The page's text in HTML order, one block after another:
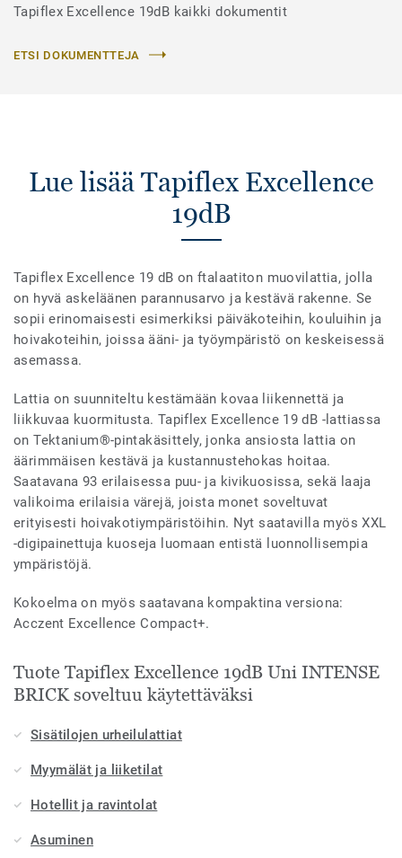
Tapiflex Excellence 19dB kaikki dokumentit
ETSI DOKUMENTTEJA
Lue lisää Tapiflex Excellence
19dB
Tapiflex Excellence 19 dB on ftalaatiton muovilattia, jolla
on hyvä askeläänen parannusarvo ja kestävä rakenne. Se
sopii erinomaisesti esimerkiksi päiväkoteihin, kouluihin ja
hoivakoteihin, joissa ääni- ja työympäristö on keskeisessä
asemassa.
Lattia on suunniteltu kestämään kovaa liikennettä ja
liikkuvaa kuormitusta. Tapiflex Excellence 19 dB -lattiassa
on Tektanium®-pintakäsittely, jonka ansiosta lattia on
äärimmäisen kestävä ja kustannustehokas hoitaa.
Saatavana 93 erilaisessa puu- ja kivikuosissa, sekä laaja
valikoima erilaisia värejä, joista monet soveltuvat
erityisesti hoivakotiympäristöihin. Nyt saatavilla myös XXL
-digipainettuja kuoseja luomaan entistä luonnollisempia
ympäristöjä.
Kokoelma on myös saatavana kompaktina versiona:
Acczent Excellence Compact+.
Tuote Tapiflex Excellence 19dB Uni INTENSE
BRICK soveltuu käytettäväksi
Sisätilojen urheilulattiat
Myymälät ja liiketilat
Hotellit ja ravintolat
Asuminen